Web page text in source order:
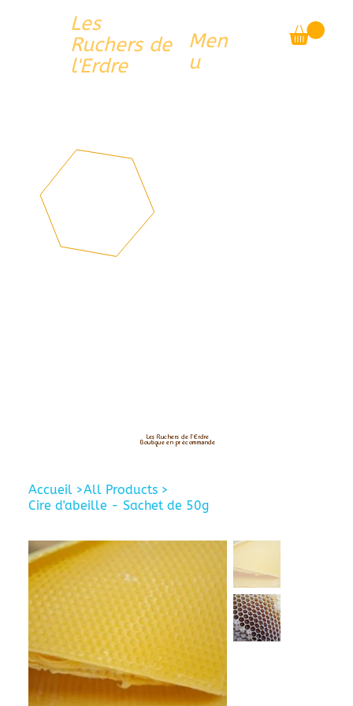
Men
u
Les
Ruchers de
l'Erdre
Accueil >All Products >
Cire d'abeille - Sachet de 50g
Les Ruchers de l’Erdre
Boutique en précommande